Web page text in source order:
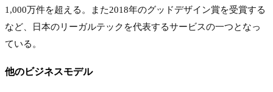
1,000万件を超える。また2018年のグッドデザイン賞を受賞する
など、日本のリーガルテックを代表するサービスの一つとなっ
ている。
他のビジネスモデル